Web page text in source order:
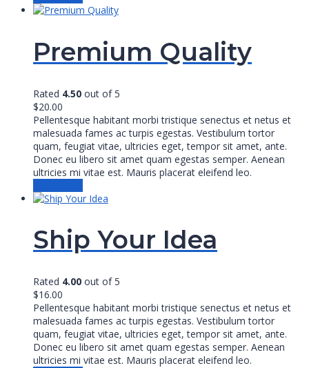
Premium Quality
Rated 4.50 out of 5
$20.00
Pellentesque habitant morbi tristique senectus et netus et
malesuada fames ac turpis egestas. Vestibulum tortor
quam, feugiat vitae, ultricies eget, tempor sit amet, ante.
Donec eu libero sit amet quam egestas semper. Aenean
ultricies mi vitae est. Mauris placerat eleifend leo.
Ship Your Idea
Rated 4.00 out of 5
$16.00
Pellentesque habitant morbi tristique senectus et netus et
malesuada fames ac turpis egestas. Vestibulum tortor
quam, feugiat vitae, ultricies eget, tempor sit amet, ante.
Donec eu libero sit amet quam egestas semper. Aenean
ultricies mi vitae est. Mauris placerat eleifend leo.